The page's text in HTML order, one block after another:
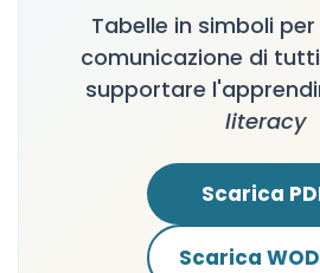
Tabelle in simboli
comunicazione di
supportare
literacy
Scarica
Scarica